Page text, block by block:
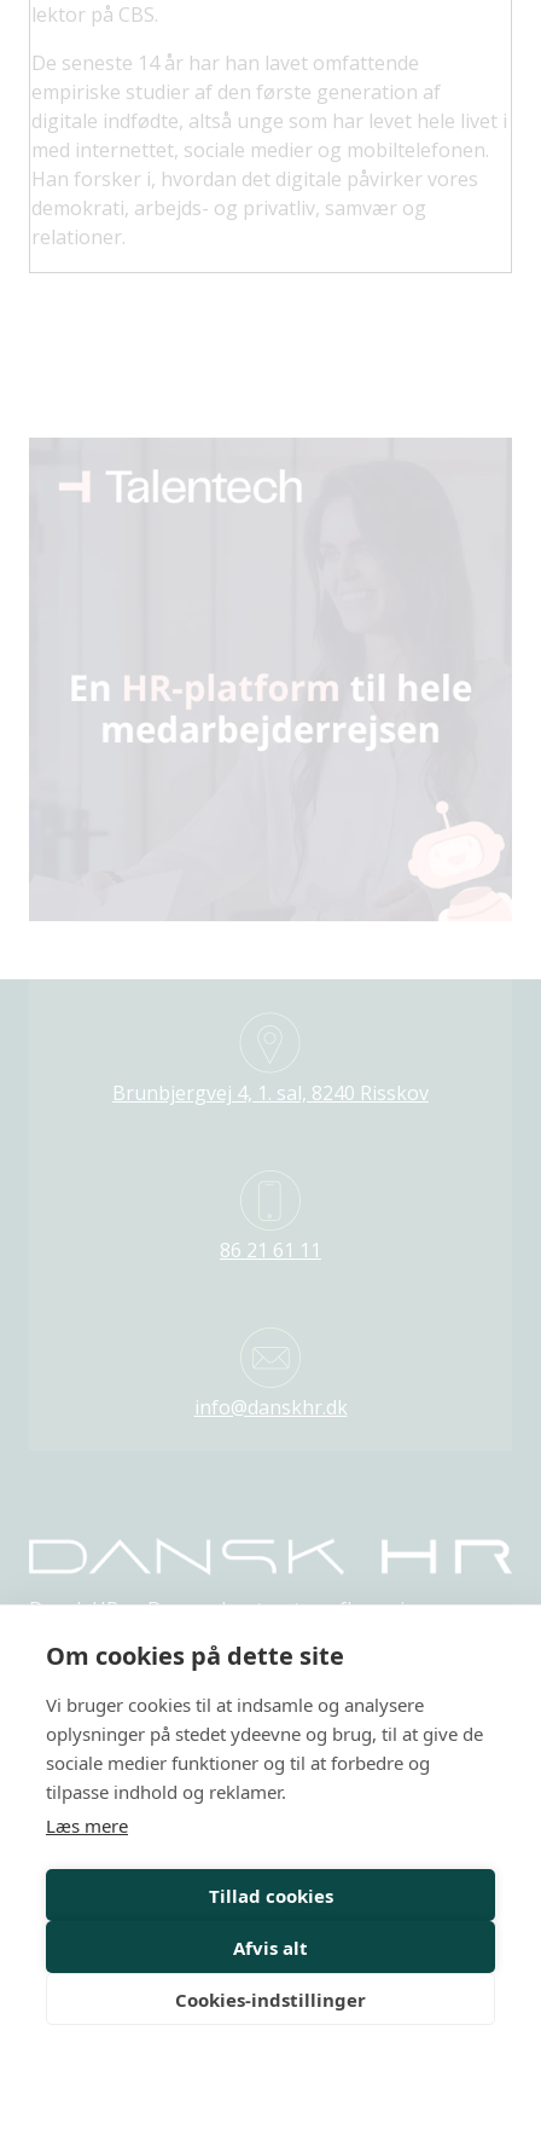
lektor på CBS.
De seneste 14 år har han lavet omfattende
empiriske studier af den første generation af
digitale indfødte, altså unge som har levet hele livet i
med internettet, sociale medier og mobiltelefonen.
Han forsker i, hvordan det digitale påvirker vores
demokrati, arbejds- og privatliv, samvær og
relationer.
Brunbjergvej 4, 1. sal, 8240 Risskov
86 21 61 11
info@danskhr.dk
Dansk HR er Danmarks største uafhængige,
Arrangementer
HR-kurser
Personalejura
Rådgivning
Viden
Mit Dansk HR
Om cookies på dette site
Vi bruger cookies til at indsamle og analysere
oplysninger på stedet ydeevne og brug, til at give de
sociale medier funktioner og til at forbedre og
tilpasse indhold og reklamer.
Læs mere
Tillad cookies
Afvis alt
Cookies-indstillinger